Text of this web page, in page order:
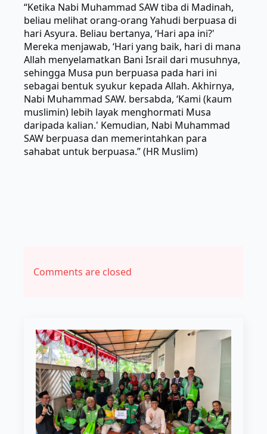
“Ketika Nabi Muhammad SAW tiba di Madinah,
beliau melihat orang-orang Yahudi berpuasa di
hari Asyura. Beliau bertanya, ‘Hari apa ini?'
Mereka menjawab, ‘Hari yang baik, hari di mana
Allah menyelamatkan Bani Israil dari musuhnya,
sehingga Musa pun berpuasa pada hari ini
sebagai bentuk syukur kepada Allah. Akhirnya,
Nabi Muhammad SAW. bersabda, ‘Kami (kaum
muslimin) lebih layak menghormati Musa
daripada kalian.' Kemudian, Nabi Muhammad
SAW berpuasa dan memerintahkan para
sahabat untuk berpuasa.” (HR Muslim)
Comments are closed